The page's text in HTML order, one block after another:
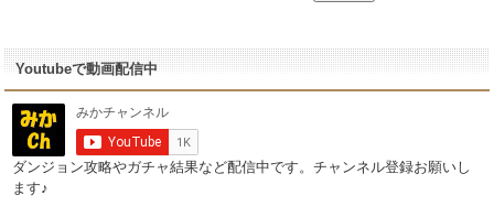
Youtubeで動画配信中
ダンジョン攻略やガチャ結果など配信中です。チャンネル登録お願いし
ます♪